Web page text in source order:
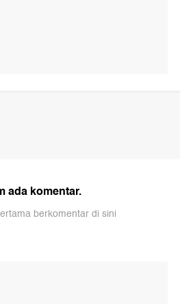
ada komentar.
berkomentar di sini